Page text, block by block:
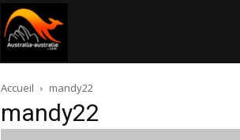
australie.com
Accueil mandy22
mandy22